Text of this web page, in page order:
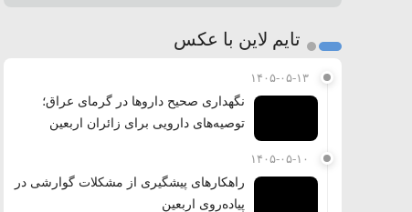
تایم لاین با عکس
۱۴۰۵-۰۵-۱۳
نگهداری صحیح داروها در گرمای عراق؛
توصیه‌های دارویی برای زائران اربعین
۱۴۰۵-۰۵-۱۰
راهکارهای پیشگیری از مشکلات گوارشی در
پیاده‌روی اربعین